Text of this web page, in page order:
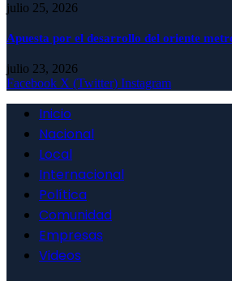
julio 25, 2026
Apuesta por el desarrollo del oriente
julio 23, 2026
Facebook X (Twitter) Instagram
Inicio
Nacional
Local
Internacional
Política
Comunidad
Empresas
Videos